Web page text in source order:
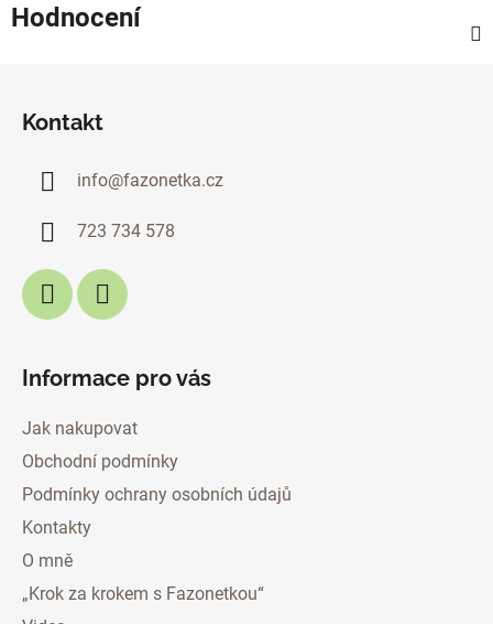
Hodnocení
Kontakt
info@fazonetka.cz
723 734 578
Informace pro vás
Jak nakupovat
Obchodní podmínky
Podmínky ochrany osobních údajů
Kontakty
O mně
„Krok za krokem s Fazonetkou“